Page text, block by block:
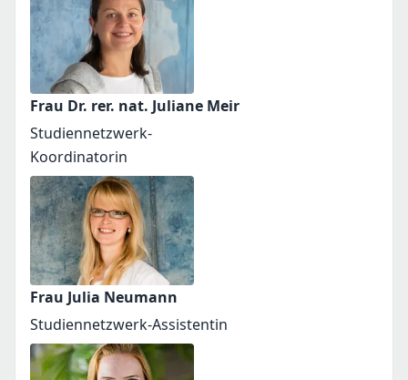
Frau Dr. rer. nat. Juliane Meir
Studiennetzwerk-
Koordinatorin
Frau Julia Neumann
Studiennetzwerk-Assistentin